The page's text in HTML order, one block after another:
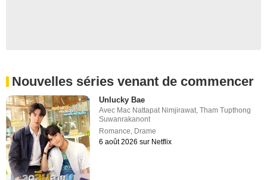
Nouvelles séries venant de commencer
Unlucky Bae
Avec Mac Nattapat Nimjirawat,Tham Tupthong
Suwanrakanont
Romance, Drame
6 août 2026 sur Netflix